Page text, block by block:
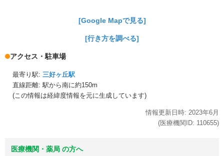
[Google Mapで見る]
[行き方を調べる]
アクセス・駐車場
最寄り駅: 三好ヶ丘駅
直線距離: 駅から南に約150m
(この情報は経緯度情報を元に生成しています)
情報更新日時: 2023年6月
(医療機関ID: 110655)
医療機関・薬局 の方へ